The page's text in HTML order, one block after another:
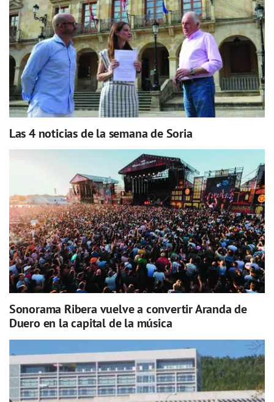
Las 4 noticias de la semana de Soria
Sonorama Ribera vuelve a convertir Aranda de
Duero en la capital de la música